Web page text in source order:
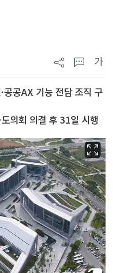
가
공AX 기능 전담 조직 구
의회 의결 후 31일 시행